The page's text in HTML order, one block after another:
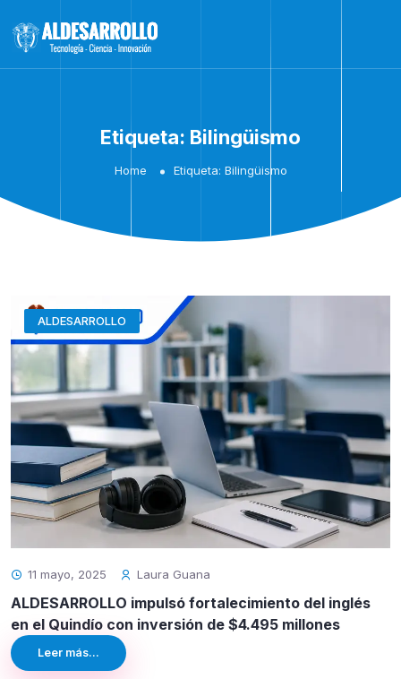
Etiqueta: Bilingüismo
Home Etiqueta: Bilingüismo
ALDESARROLLO
11 mayo, 2025 Laura Guana
ALDESARROLLO impulsó fortalecimiento del inglés
en el Quindío con inversión de $4.495 millones
Leer más...